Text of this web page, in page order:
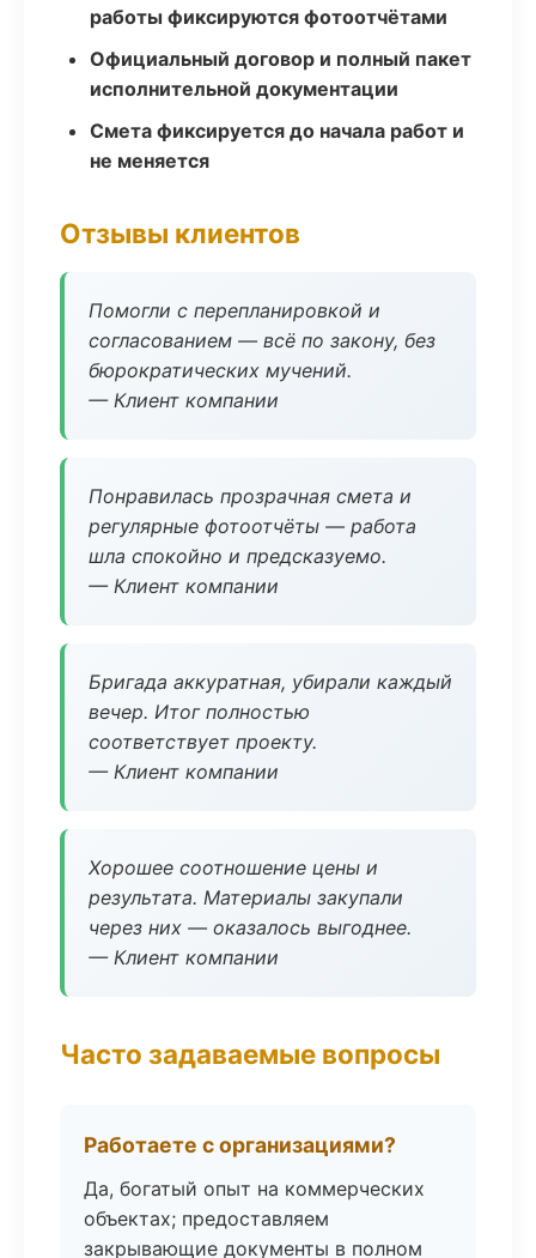
работы фиксируются фотоотчётами
Официальный договор и полный пакет
исполнительной документации
Смета фиксируется до начала работ и
не меняется
Отзывы клиентов
Помогли с перепланировкой и
согласованием — всё по закону, без
бюрократических мучений.
— Клиент компании
Понравилась прозрачная смета и
регулярные фотоотчёты — работа
шла спокойно и предсказуемо.
— Клиент компании
Бригада аккуратная, убирали каждый
вечер. Итог полностью
соответствует проекту.
— Клиент компании
Хорошее соотношение цены и
результата. Материалы закупали
через них — оказалось выгоднее.
— Клиент компании
Часто задаваемые вопросы
Работаете с организациями?
Да, богатый опыт на коммерческих
объектах; предоставляем
закрывающие документы в полном